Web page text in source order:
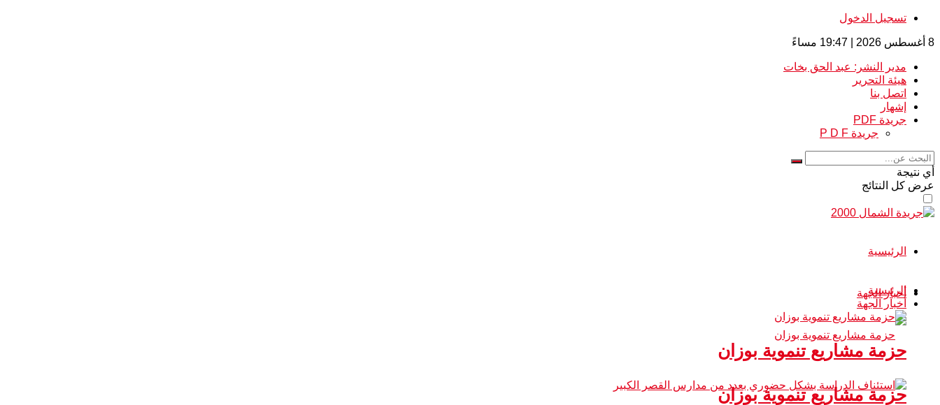
تسجيل الدخول
8 أغسطس 2026 | 19:47 مساءً
مدير النشر: عبد الحق بخات
هيئة التحرير
اتصل بنا
إشهار
جريدة PDF
جريدة P D F
أي نتيجة
عرض كل النتائج
الرئيسية
أخبار الجهة
حزمة مشاريع تنموية بوزان
الرئيسية
أخبار الجهة
حزمة مشاريع تنموية بوزان